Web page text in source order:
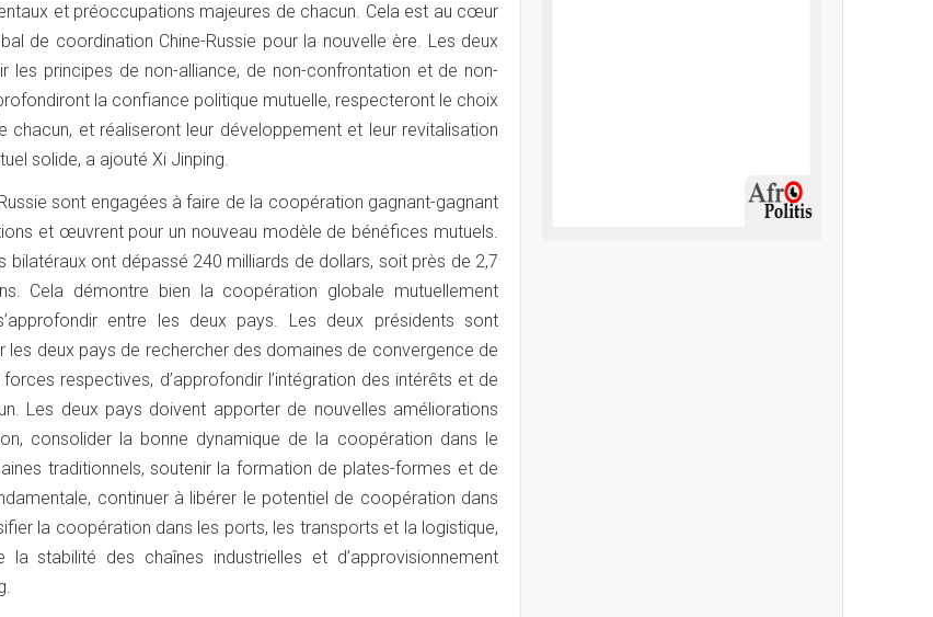
et préoccupations majeures de chacun. Cela est au cœur
de coordination Chine-Russie pour la nouvelle ère. Les deux
les principes de non-alliance, de non-confrontation et de non-
la confiance politique mutuelle, respecteront le choix
et réaliseront leur développement et leur revitalisation
solide, a ajouté Xi Jinping.
sont engagées à faire de la coopération gagnant-gagnant
et œuvrent pour un nouveau modèle de bénéfices mutuels.
bilatéraux ont dépassé 240 milliards de dollars, soit près de 2,7
Cela démontre bien la coopération globale mutuellement
entre les deux pays. Les deux présidents sont
les deux pays de rechercher des domaines de convergence de
forces respectives, d’approfondir l’intégration des intérêts et de
Les deux pays doivent apporter de nouvelles améliorations
consolider la bonne dynamique de la coopération dans le
traditionnels, soutenir la formation de plates-formes et de
continuer à libérer le potentiel de coopération dans
la coopération dans les ports, les transports et la logistique,
stabilité des chaînes industrielles et d’approvisionnement